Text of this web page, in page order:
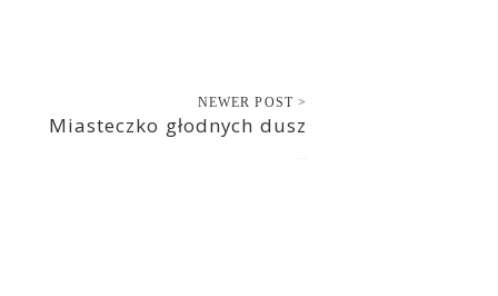
NEWER POST >
Miasteczko głodnych dusz